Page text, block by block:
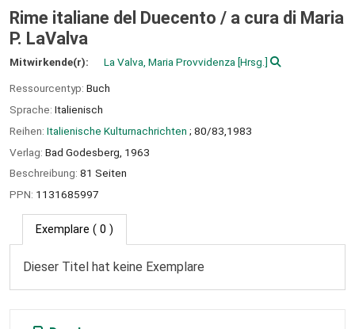
Rime italiane del Duecento / a cura di Maria
P. LaValva
Mitwirkende(r): La Valva, Maria Provvidenza [Hrsg.]
Ressourcentyp: Buch
Sprache: Italienisch
Reihen: Italienische Kulturnachrichten ; 80/83,1983
Verlag: Bad Godesberg, 1963
Beschreibung: 81 Seiten
PPN: 1131685997
Exemplare ( 0 )
Dieser Titel hat keine Exemplare